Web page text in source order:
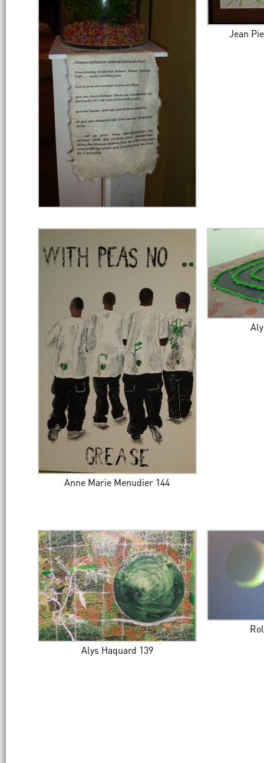
Jean
Anne Marie Menudier 144
Alys Haquard 139